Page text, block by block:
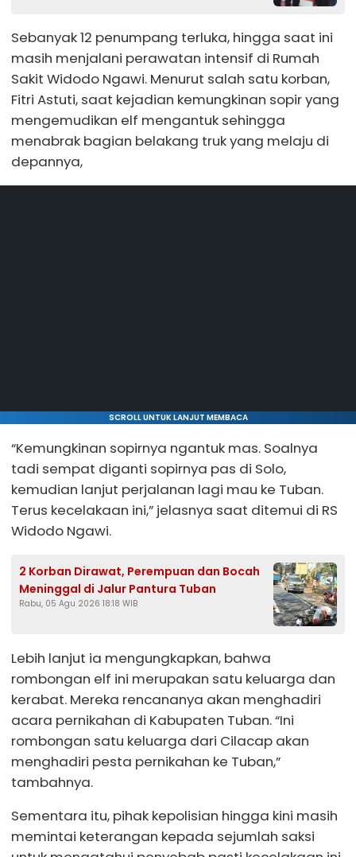
Sebanyak 12 penumpang terluka, hingga saat ini
masih menjalani perawatan intensif di Rumah
Sakit Widodo Ngawi. Menurut salah satu korban,
Fitri Astuti, saat kejadian kemungkinan sopir yang
mengemudikan elf mengantuk sehingga
menabrak bagian belakang truk yang melaju di
depannya,
SCROLL UNTUK LANJUT MEMBACA
“Kemungkinan sopirnya ngantuk mas. Soalnya
tadi sempat diganti sopirnya pas di Solo,
kemudian lanjut perjalanan lagi mau ke Tuban.
Terus kecelakaan ini,” jelasnya saat ditemui di RS
Widodo Ngawi.
2 Korban Dirawat, Perempuan dan Bocah
Meninggal di Jalur Pantura Tuban
Rabu, 05 Agu 2026 18:18 WIB
Lebih lanjut ia mengungkapkan, bahwa
rombongan elf ini merupakan satu keluarga dan
kerabat. Mereka rencananya akan menghadiri
acara pernikahan di Kabupaten Tuban. “Ini
rombongan satu keluarga dari Cilacap akan
menghadiri pesta pernikahan ke Tuban,”
tambahnya.
Sementara itu, pihak kepolisian hingga kini masih
memintai keterangan kepada sejumlah saksi